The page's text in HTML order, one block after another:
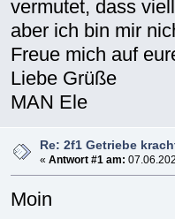
vermutet, dass
aber ich bin mir
Freue mich auf
Liebe Grüße
MAN Ele
Re: 2f1 Getriebe
« Antwort #1 am:
Moin